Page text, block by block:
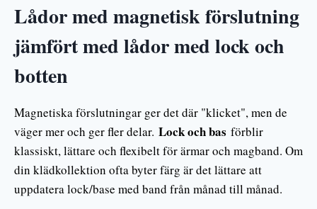
Lådor med magnetisk förslutning
jämfört med lådor med lock och
botten
Magnetiska förslutningar ger det där "klicket", men de
väger mer och ger fler delar. Lock och bas förblir
klassiskt, lättare och flexibelt för ärmar och magband. Om
din klädkollektion ofta byter färg är det lättare att
uppdatera lock/base med band från månad till månad.